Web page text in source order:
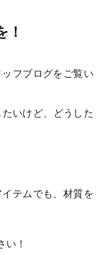
！
フブログをご覧い
いけど、どうした
テムでも、材質を
い！